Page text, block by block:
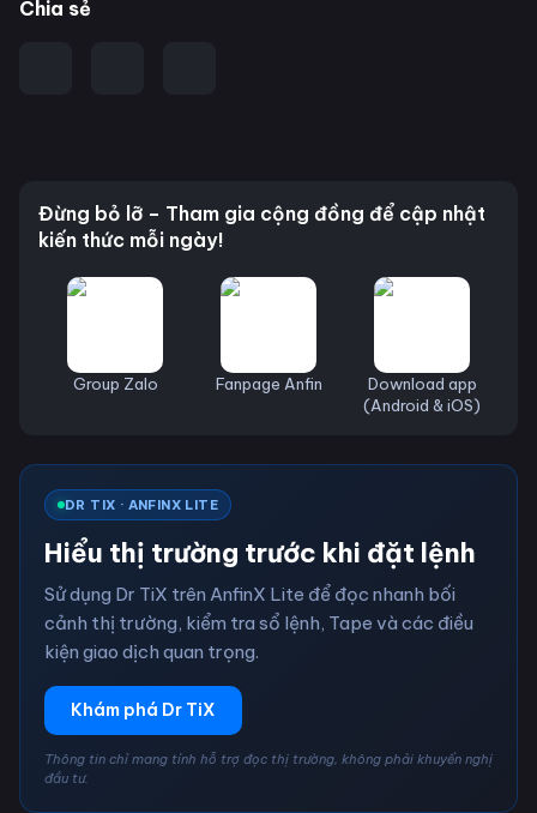
Chia sẻ
Đừng bỏ lỡ – Tham gia cộng đồng để cập nhật
kiến thức mỗi ngày!
Group Zalo Fanpage Anfin
Download app
(Android & iOS)
DR TIX · ANFINX LITE
Hiểu thị trường trước khi đặt lệnh
Sử dụng Dr TiX trên AnfinX Lite để đọc nhanh bối
cảnh thị trường, kiểm tra sổ lệnh, Tape và các điều
kiện giao dịch quan trọng.
Khám phá Dr TiX
Thông tin chỉ mang tính hỗ trợ đọc thị trường, không phải khuyến nghị
đầu tư.